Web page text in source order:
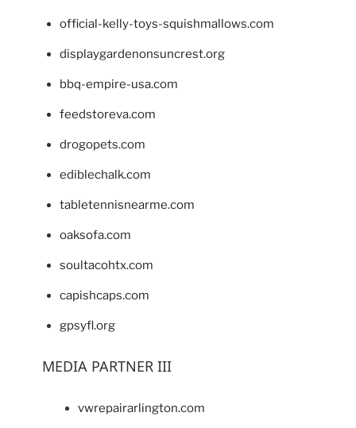
official-kelly-toys-squishmallows.com
displaygardenonsuncrest.org
bbq-empire-usa.com
feedstoreva.com
drogopets.com
ediblechalk.com
tabletennisnearme.com
oaksofa.com
soultacohtx.com
capishcaps.com
gpsyfl.org
MEDIA PARTNER III
vwrepairarlington.com